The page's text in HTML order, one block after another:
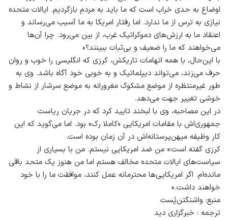
اوضاع به حدی خراب است که ما باید به مردم بازگردیم. ایالات متحده
نیازی به ترس از ما ندارد. اما رفتار امریکا به ما آسیب می‌رساند و
اعتقاد ما به ارزش‌های دموکراتیک غرب، از بین می‌رود. چرا آن‌ها
می‌خواهند که ما را ضعیف و بی‌ثبات ببینند؟»
با این‌حال، با همه اتهامات تاریکش، کرزی که انگلیسی را خوب و روان
حرف می‌زند، می‌تواند دیپلماتیک و به خوبی خود آگاه باشد. وی به
طور غیرمنتظره‌ از موضع مشکوک مغرورانه به موضع سرشار از نشاط و
خوشی تغییر جهت ‌می‌دهد.
در این مصاحبه، وی با لبخند تایید کرد که در جریان ریاست
‌جمهوری‌اش با مقامات امریکایی «کاملا رک» بود. اما می‌گوید که این
کار وظیفه‌ میهن‌پرستانه‌اش در آن زمان بوده است.
کرزی گفته است:« من ضد امریکایی نیستم. من با بسیاری از
سیاست‌های ایالات متحده مخالف هستم اما من هنوز یک متحد باقی
مانده‌ام. اگر امریکایی‌ها محترمانه عمل کنند، موافقت ما را با خود
خواهند داشت.»
منبع: واشنگتن‌پُست
ترجمه : خبرگزاری دید